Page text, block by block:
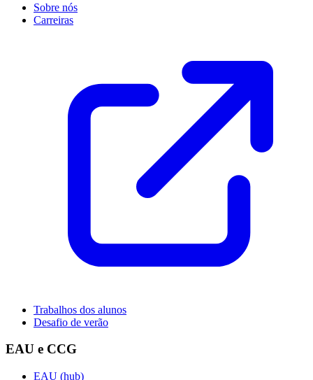
Sobre nós
Carreiras
Trabalhos dos alunos
Desafio de verão
EAU e CCG
EAU (hub)